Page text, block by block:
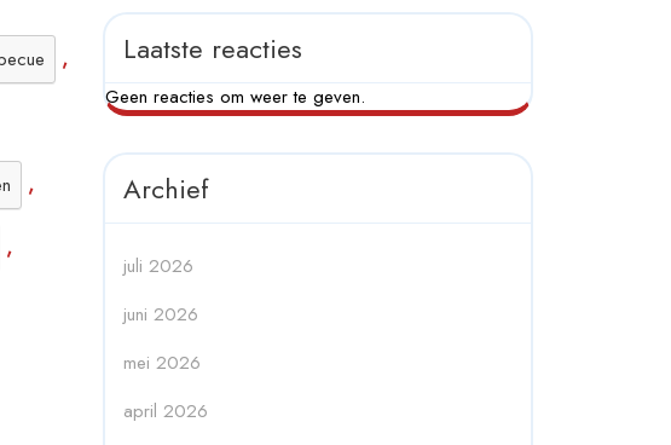
,
,
,
Laatste reacties
Geen reacties om weer te geven.
Archief
juli 2026
juni 2026
mei 2026
april 2026